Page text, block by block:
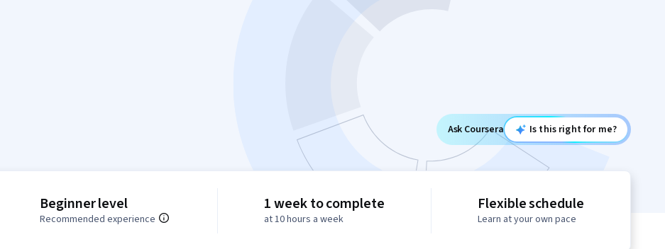
Ask Coursera Is this right for me?
Beginner level
Recommended experience
1 week to complete
at 10 hours a week
Flexible schedule
Learn at your own pace